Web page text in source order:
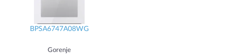
BPSA6747A08WG
Gorenje